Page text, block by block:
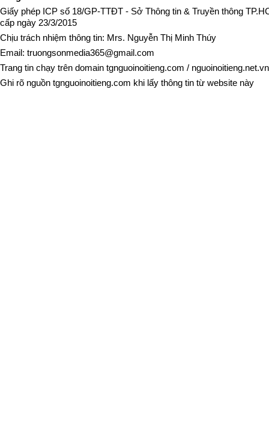
Giấy phép ICP số 18/GP-TTĐT - Sở Thông tin & Truyền thông
cấp ngày 23/3/2015
Chịu trách nhiệm thông tin: Mrs. Nguyễn Thị Minh Thúy
Email: truongsonmedia365@gmail.com
Trang tin chạy trên domain tgnguoinoitieng.com / nguoinoitieng.net.vn
Ghi rõ nguồn tgnguoinoitieng.com khi lấy thông tin từ website này